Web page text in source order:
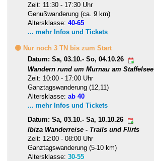
Zeit: 11:30 - 17:30 Uhr
Genußwanderung (ca. 9 km)
Altersklasse: 40-65
... mehr Infos und Tickets
🟡 Nur noch 3 TN bis zum Start
Datum: Sa, 03.10.- So, 04.10.26
Wandern rund um Murnau am Staffelsee
Zeit: 10:00 - 17:00 Uhr
Ganztagswanderung (12,11)
Altersklasse: ab 40
... mehr Infos und Tickets
Datum: Sa, 03.10.- Sa, 10.10.26
Ibiza Wanderreise - Trails und Flirts
Zeit: 12:00 - 08:00 Uhr
Ganztagswanderung (5-10 km)
Altersklasse: 30-55